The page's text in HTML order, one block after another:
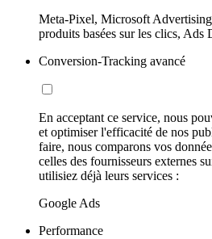
Meta-Pixel, Microsoft
produits basées sur les clics, Ads
Conversion-Tracking avancé
En acceptant ce service, nous
et optimiser l'efficacité de nos
faire, nous comparons vos
celles des fournisseurs externes
utilisiez déjà leurs services :
Google Ads
Performance